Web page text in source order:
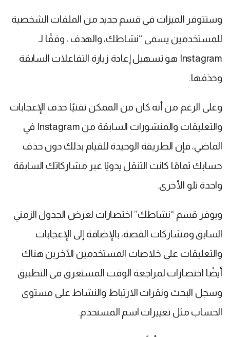
وستتوفر الميزات في قسم جديد من الملفات الشخصية
للمستخدمين يسمى “نشاطك، والهدف ، وفقًا لـ
Instagram هو تسهيل إعادة زيارة التفاعلات السابقة
وحذفها.
وعلى الرغم من أنه كان من الممكن تقنيًا حذف الإعجابات
والتعليقات والمنشورات السابقة من Instagram في
الماضي، فإن الطريقة الوحيدة للقيام بذلك دون حذف
حسابك تمامًا كانت التنقل يدويًا عبر مشاركاتك السابقة
واحدة تلو الأخرى.
ويوفر قسم “نشاطك” اختصارات لعرض الجدول الزمني
السابق ومشاركات القصة، بالإضافة إلى الإعجابات
والتعليقات على خلاصات المستخدمين الآخرين هناك
أيضًا اختصارات لمراجعة الوقت المستغرق فى التطبيق
وسجل البحث ونقرات الارتباط والنشاط على مستوى
الحساب مثل تغييرات اسم المستخدم.